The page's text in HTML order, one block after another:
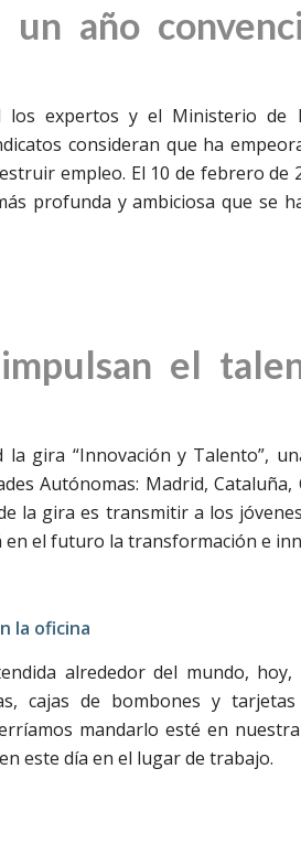
año
expertos y el Ministerio de
consideran que ha
empleo. El 10 de febrero de
profunda y ambiciosa que se
el
gira “Innovación y Talento”,
Autónomas: Madrid, Cataluña,
la gira es transmitir a los
el futuro la transformación e
la oficina
alrededor del mundo,
cajas de bombones y tarjetas
mandarlo esté en
este día en el lugar de trabajo.